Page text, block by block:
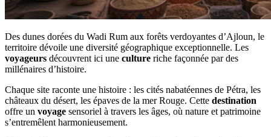
Des dunes dorées du Wadi Rum aux forêts verdoyantes d’Ajloun, le
territoire dévoile une diversité géographique exceptionnelle. Les
voyageurs découvrent ici une culture riche façonnée par des
millénaires d’histoire.
Chaque site raconte une histoire : les cités nabatéennes de Pétra, les
châteaux du désert, les épaves de la mer Rouge. Cette destination
offre un voyage sensoriel à travers les âges, où nature et patrimoine
s’entremêlent harmonieusement.